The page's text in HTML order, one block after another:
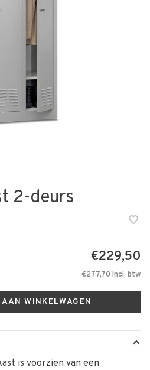
2-deurs
€229,50
€277,70 Incl. btw
WINKELWAGEN
is voorzien van een